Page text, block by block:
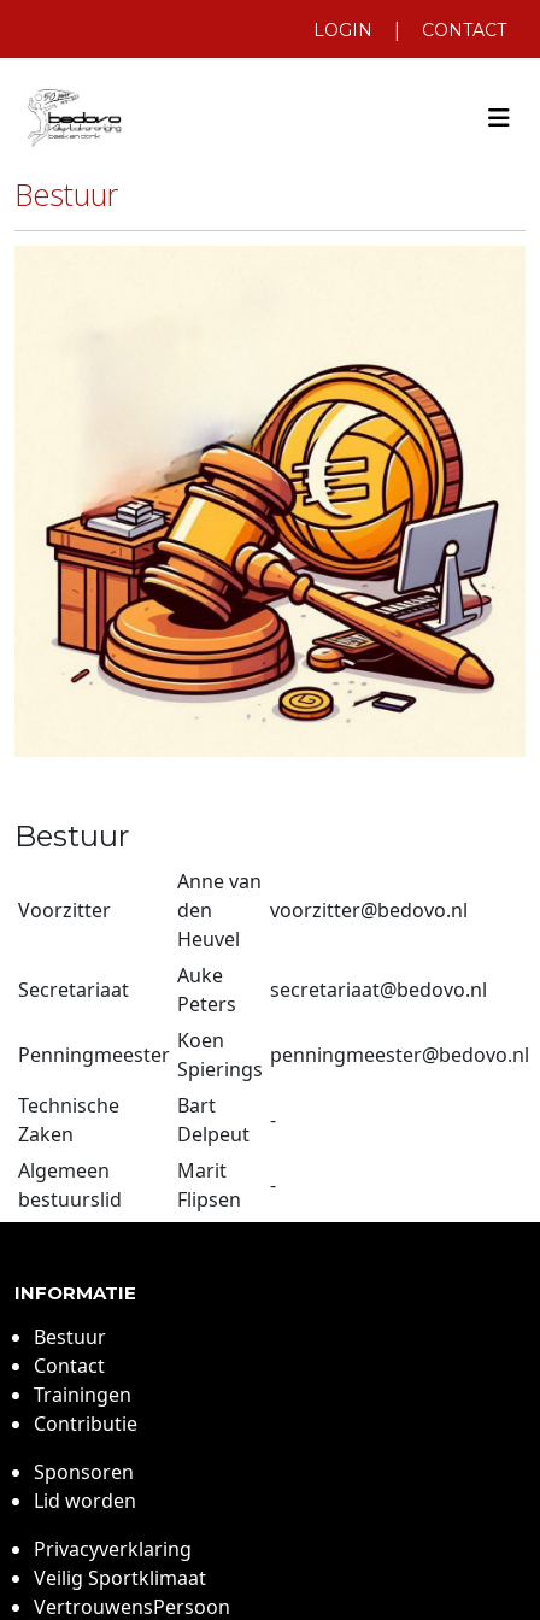
CONTACT
|
LOGIN
Bestuur
Bestuur
Voorzitter
Anne van
den
Heuvel
voorzitter@bedovo.nl
Secretariaat
Auke
Peters
secretariaat@bedovo.nl
Penningmeester
Koen
Spierings
penningmeester@bedovo.nl
Technische
Zaken
Bart
Delpeut
-
Algemeen
bestuurslid
Marit
Flipsen
-
INFORMATIE
Bestuur
Contact
Trainingen
Contributie
Sponsoren
Lid worden
Privacyverklaring
Veilig Sportklimaat
VertrouwensPersoon